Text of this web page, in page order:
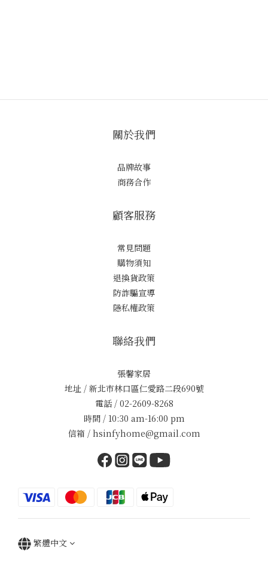
關於我們
品牌故事
商務合作
顧客服務
常見問題
購物須知
退換貨政策
防詐騙宣導
隱私權政策
聯絡我們
張馨家居
地址 / 新北市林口區仁愛路二段690號
電話 / 02-2609-8268
時間 / 10:30 am-16:00 pm
信箱 / hsinfyhome@gmail.com
繁體中文